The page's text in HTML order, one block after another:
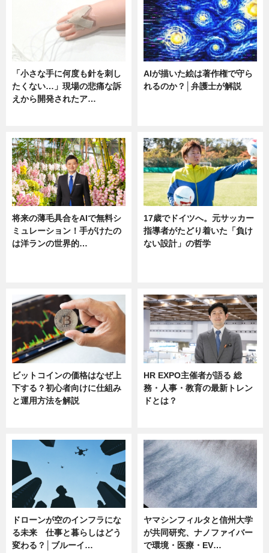
「小さな手に何度も針を刺し
たくない…」現場の悲痛な訴
えから開発されたア…
AIが描いた絵は著作権で守ら
れるのか？│弁護士が解説
将来の薄毛具合をAIで無料シ
ミュレーション！手がけたの
は洋ランの世界的…
17歳でドイツへ。元サッカー
指導者がたどり着いた「負け
ない設計」の哲学
ビットコインの価格はなぜ上
下する？初心者向けに仕組み
と運用方法を解説
HR EXPO主催者が語る 総
務・人事・教育の最新トレン
ドとは？
ドローンが空のインフラにな
る未来 仕事と暮らしはどう
変わる？│ブルーイ…
ヤマシンフィルタと信州大学
が共同研究、ナノファイバー
で環境・医療・EV…